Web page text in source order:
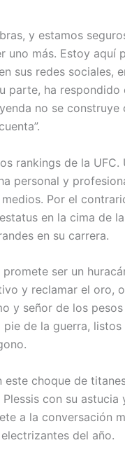
y estamos
uno más. Estoy aquí
sus redes sociales,
parte, ha respondido
no se construye
rankings de la UFC.
personal y
Por el
en la cima de
en su carrera.
ser un
y reclamar el oro,
y señor de los
de la guerra, listos
este choque de
con su astucia
a la conversación
del año.